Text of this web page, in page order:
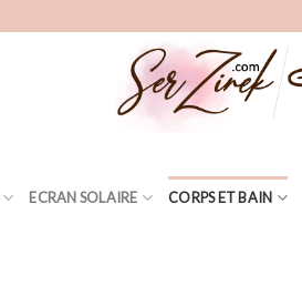
ECRAN SOLAIRE CORPS ET BAIN